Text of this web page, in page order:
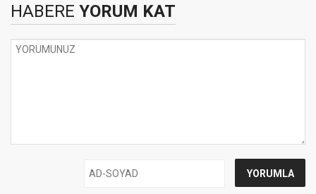
HABERE YORUM KAT